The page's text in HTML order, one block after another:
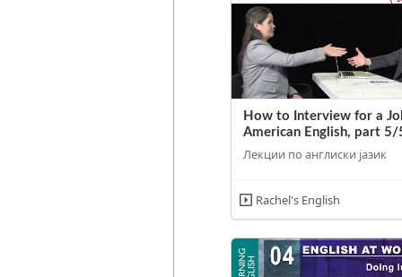
How to Interview for a
American English, part 5/
Лекции по англиски јазик
Rachel's English